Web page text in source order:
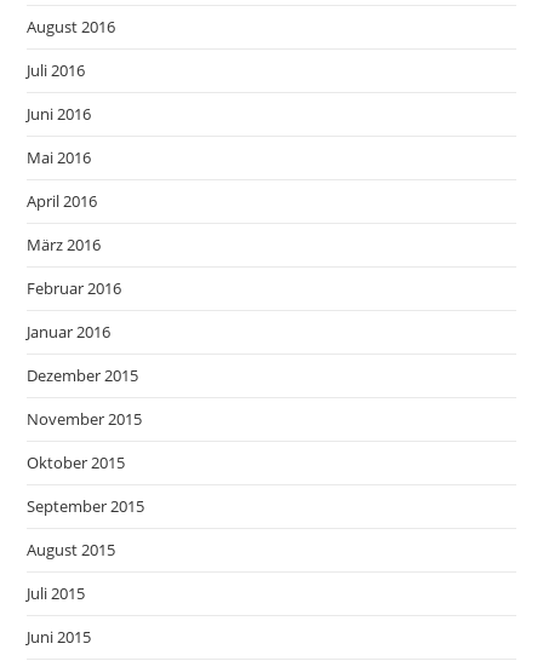
August 2016
Juli 2016
Juni 2016
Mai 2016
April 2016
März 2016
Februar 2016
Januar 2016
Dezember 2015
November 2015
Oktober 2015
September 2015
August 2015
Juli 2015
Juni 2015